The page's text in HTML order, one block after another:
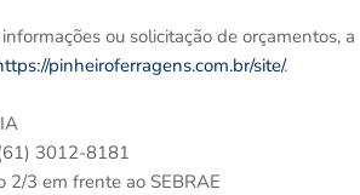
ou solicitação de orçamentos,
pinheiroferragens.com.br/site/.
3012-8181
2/3 em frente ao SEBRAE